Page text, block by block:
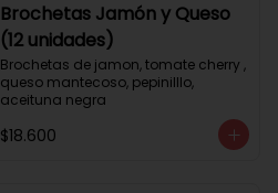
Brochetas Jamón y Queso
(12 unidades)
Brochetas de jamon, tomate cherry ,
queso mantecoso, pepinilllo,
aceituna negra
$18.600